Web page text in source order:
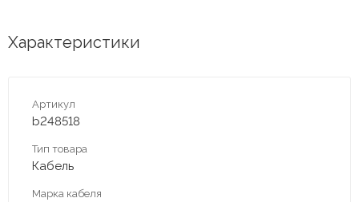
Характеристики
Артикул
b248518
Тип товара
Кабель
Марка кабеля